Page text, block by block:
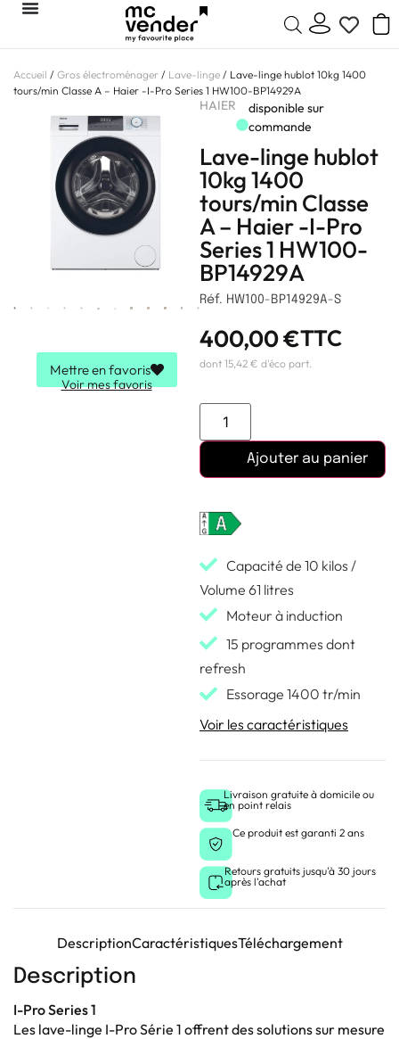
Accueil / Gros électroménager / Lave-linge / Lave-linge hublot 10kg 1400
tours/min Classe A – Haier -I-Pro Series 1 HW100-BP14929A
Mettre en favoris
Voir mes favoris
HAIER
disponible sur
commande
Lave-linge hublot
10kg 1400
tours/min Classe
A – Haier -I-Pro
Series 1 HW100-
BP14929A
Réf. HW100-BP14929A-S
400,00€TTC
dont 15,42 € d'éco part.
Ajouter au panier
Capacité de 10 kilos /
Volume 61 litres
Moteur à induction
15 programmes dont
refresh
Essorage 1400 tr/min
Voir les caractéristiques
Livraison gratuite à domicile ou
en point relais
Ce produit est garanti 2 ans
Retours gratuits jusqu'à 30 jours
après l'achat
DescriptionCaractéristiquesTéléchargement
Description
I-Pro Series 1
Les lave-linge I-Pro Série 1 offrent des solutions sur mesure